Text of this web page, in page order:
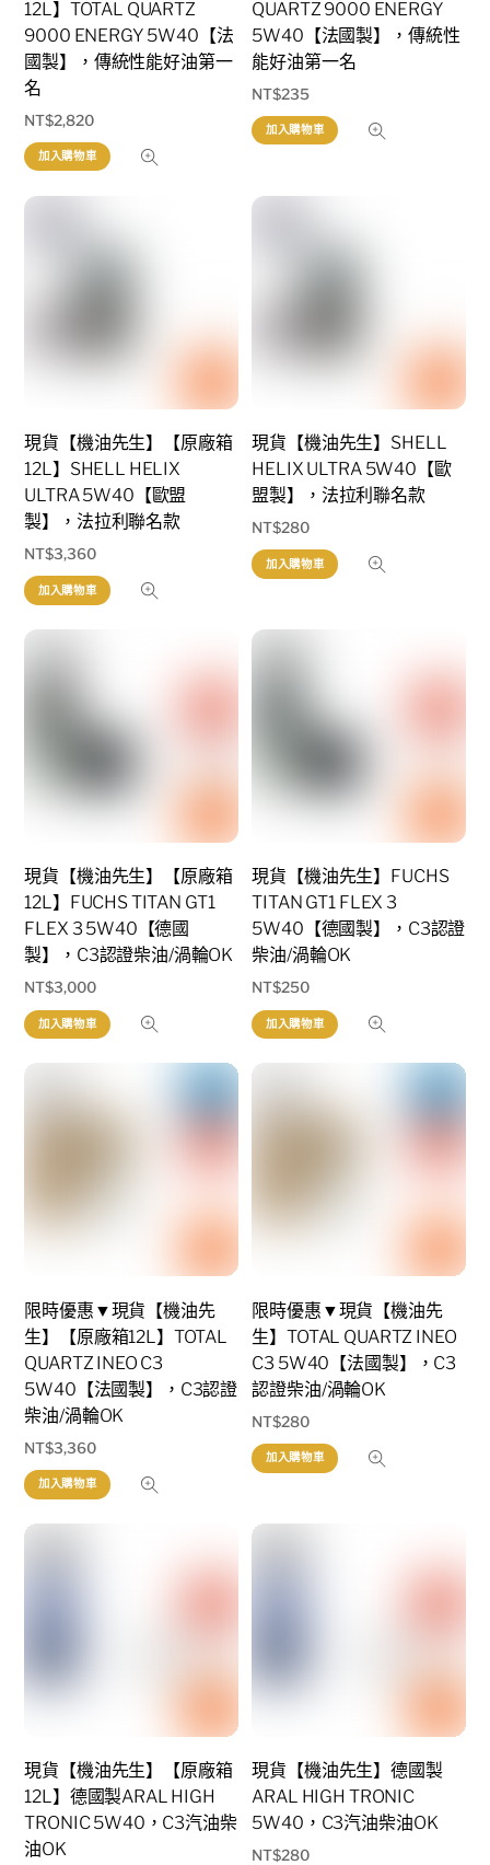
12L】TOTAL QUARTZ
9000 ENERGY 5W40【法
國製】，傳統性能好油第一
名
NT$2,820
加入購物車
QUARTZ 9000 ENERGY
5W40【法國製】，傳統性
能好油第一名
NT$235
加入購物車
現貨【機油先生】【原廠箱
12L】SHELL HELIX
ULTRA 5W40【歐盟
製】，法拉利聯名款
NT$3,360
加入購物車
現貨【機油先生】SHELL
HELIX ULTRA 5W40【歐
盟製】，法拉利聯名款
NT$280
加入購物車
現貨【機油先生】【原廠箱
12L】FUCHS TITAN GT1
FLEX 3 5W40【德國
製】，C3認證柴油/渦輪OK
NT$3,000
加入購物車
現貨【機油先生】FUCHS
TITAN GT1 FLEX 3
5W40【德國製】，C3認證
柴油/渦輪OK
NT$250
加入購物車
限時優惠▼現貨【機油先
生】【原廠箱12L】TOTAL
QUARTZ INEO C3
5W40【法國製】，C3認證
柴油/渦輪OK
NT$3,360
加入購物車
限時優惠▼現貨【機油先
生】TOTAL QUARTZ INEO
C3 5W40【法國製】，C3
認證柴油/渦輪OK
NT$280
加入購物車
現貨【機油先生】【原廠箱
12L】德國製ARAL HIGH
TRONIC 5W40，C3汽油柴
油OK
現貨【機油先生】德國製
ARAL HIGH TRONIC
5W40，C3汽油柴油OK
NT$280